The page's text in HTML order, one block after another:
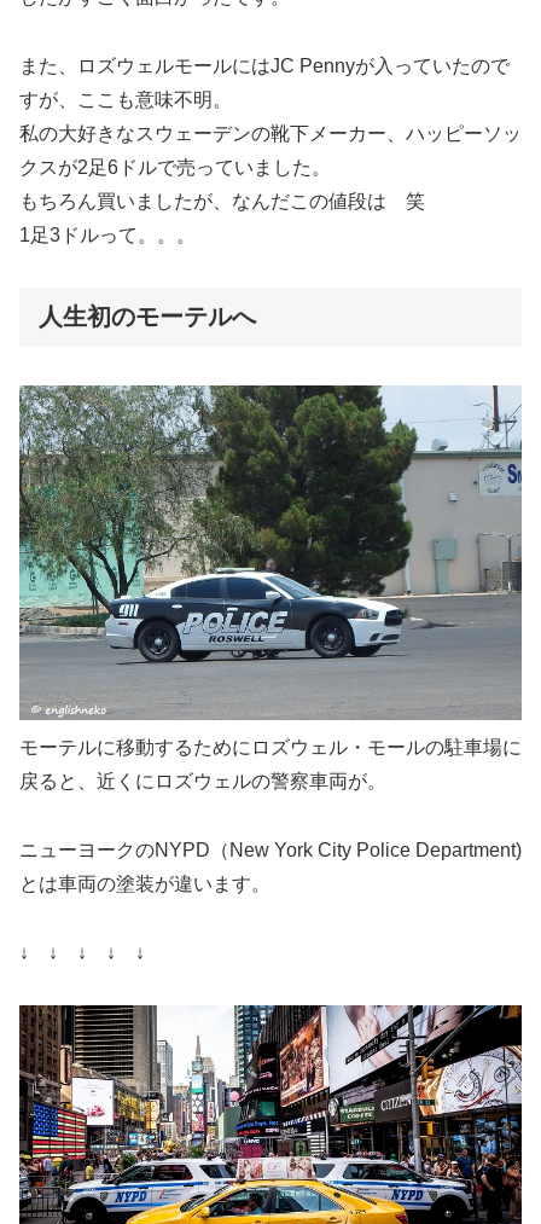
また、ロズウェルモールにはJC Pennyが入っていたので
すが、ここも意味不明。
私の大好きなスウェーデンの靴下メーカー、ハッピーソッ
クスが2足6ドルで売っていました。
もちろん買いましたが、なんだこの値段は 笑
1足3ドルって。。。
人生初のモーテルへ
モーテルに移動するためにロズウェル・モールの駐車場に
戻ると、近くにロズウェルの警察車両が。
ニューヨークのNYPD（New York City Police Department)
とは車両の塗装が違います。
↓ ↓ ↓ ↓ ↓